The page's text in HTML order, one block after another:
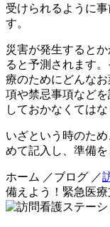
受けられるように
す。
災害が発生すると
ると予測されます
療のためにどんな
項や禁忌事項など
しておかなくてはな
いざという時のた
めて記入し、準備を
ホーム ／ブログ ／
備えよう！緊急医